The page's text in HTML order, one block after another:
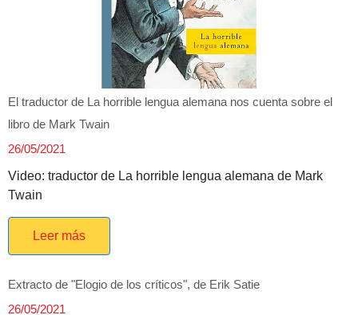
El traductor de La horrible lengua alemana nos cuenta sobre el
libro de Mark Twain
26/05/2021
Video: traductor de La horrible lengua alemana de Mark
Twain
Leer más
Extracto de "Elogio de los críticos", de Erik Satie
26/05/2021